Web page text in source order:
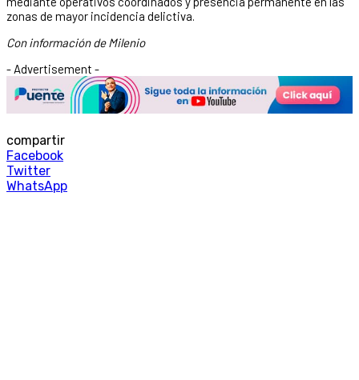
zonas de mayor incidencia delictiva.
Con información de Milenio
- Advertisement -
compartir
Facebook
Twitter
WhatsApp